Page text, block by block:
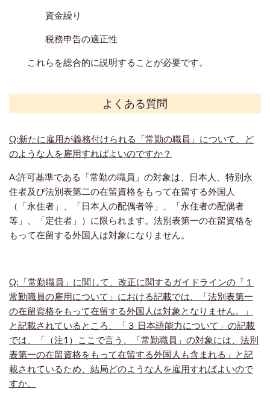
資金繰り
税務申告の適正性
これらを総合的に説明することが必要です。
よくある質問
Q:新たに雇用が義務付けられる「常勤の職員」について、ど
のような人を雇用すればよいのですか？
A:許可基準である「常勤の職員」の対象は、日本人、特別永
住者及び法別表第二の在留資格をもって在留する外国人
（「永住者」、「日本人の配偶者等」、「永住者の配偶者
等」、「定住者」）に限られます。法別表第一の在留資格を
もって在留する外国人は対象になりません。
Q:「常勤職員」に関して、改正に関するガイドラインの「１
常勤職員の雇用について」における記載では、「法別表第一
の在留資格をもって在留する外国人は対象となりません。」
と記載されているところ、「３ 日本語能力について」の記載
では、「（注1）ここで言う、「常勤職員」の対象には、法別
表第一の在留資格をもって在留する外国人も含まれる」と記
載されているため、結局どのような人を雇用すればよいので
すか。